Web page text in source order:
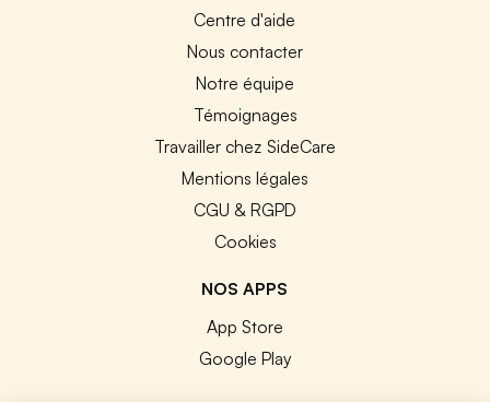
Centre d'aide
Nous contacter
Notre équipe
Témoignages
Travailler chez SideCare
Mentions légales
CGU & RGPD
Cookies
NOS APPS
App Store
Google Play